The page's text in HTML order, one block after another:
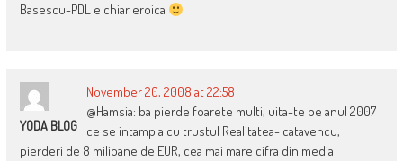
Basescu-PDL e chiar eroica
YODA BLOG
November 20, 2008 at 22:58
@Hamsia: ba pierde foarete multi, uita-te pe anul 2007
ce se intampla cu trustul Realitatea- catavencu,
pierderi de 8 milioane de EUR, cea mai mare cifra din media